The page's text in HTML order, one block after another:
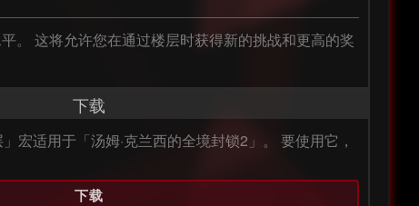
。 这将允许您在通过楼层时获得新的挑战和更高的奖
下载
宏适用于「汤姆·克兰西的全境封锁2」。 要使用它，
下载